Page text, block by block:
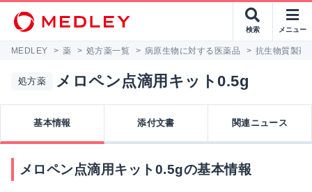
検索 メニュー
MEDLEY > 薬 > 処方薬一覧 > 病原生物に対する医薬品 > 抗生物質製剤
処方薬 メロペン点滴用キット0.5g
基本情報 添付文書 関連ニュース
メロペン点滴用キット0.5gの基本情報